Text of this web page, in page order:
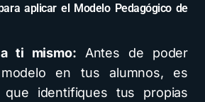
aplicar el Modelo Pedagógico de
ti mismo: Antes de poder
en tus alumnos, es
que identifiques tus propias